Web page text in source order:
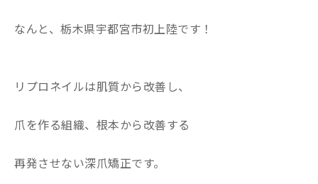
なんと、栃木県宇都宮市初上陸です！
リプロネイルは肌質から改善し、
爪を作る組織、根本から改善する
再発させない深爪矯正です。